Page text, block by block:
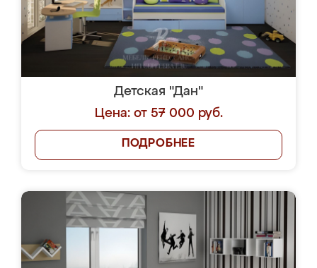
Детская "Дан"
Цена: от 57 000 руб.
ПОДРОБНЕЕ